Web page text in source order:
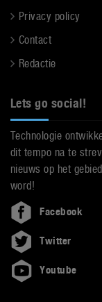
Privacy policy
Contact
Redactie
Lets go social!
Technologie
dit tempo na te
nieuws op het
word!
Facebook
Twitter
Youtube